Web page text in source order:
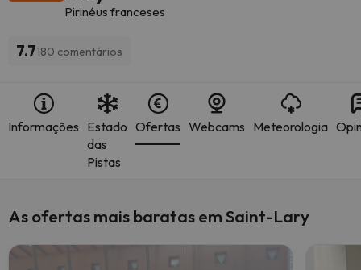
Pirinéus franceses
7.7180 comentários
Informações Estado
das
Pistas
Ofertas Webcams Meteorologia
As ofertas mais baratas em Saint-Lary